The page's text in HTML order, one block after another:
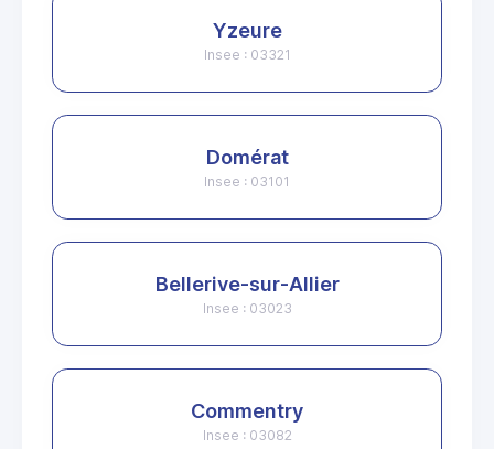
Yzeure
Insee : 03321
Domérat
Insee : 03101
Bellerive-sur-Allier
Insee : 03023
Commentry
Insee : 03082